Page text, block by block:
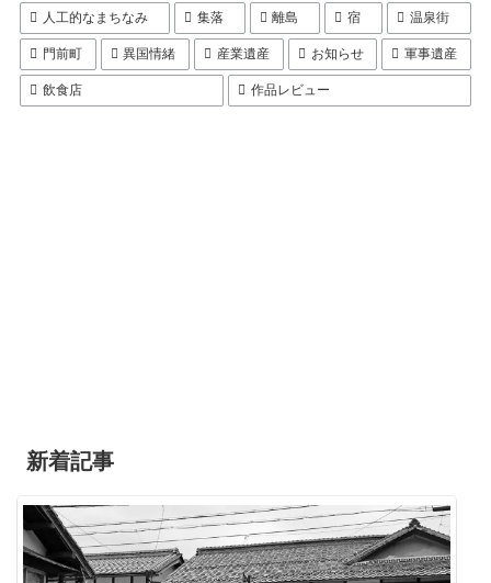
人工的なまちなみ 集落 離島 宿 温泉街
門前町 異国情緒 産業遺産 お知らせ 軍事遺産
飲食店 作品レビュー
新着記事